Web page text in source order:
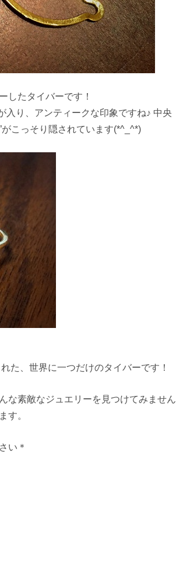
したタイバーです！
入り、アンティークな印象ですね♪ 中央
こっそり隠されています(*^_^*)
た、世界に一つだけのタイバーです！
な素敵なジュエリーを見つけてみません
す。
い＊